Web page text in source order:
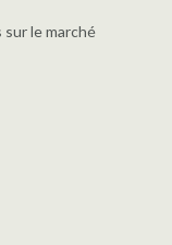
le marché